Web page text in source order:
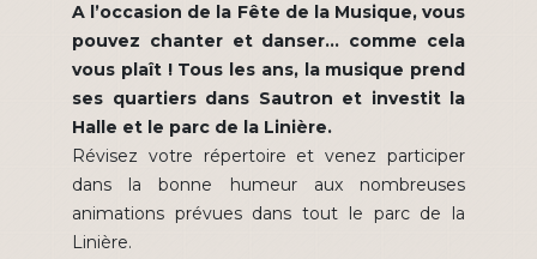
A l’occasion de la Fête de la Musique, vous
pouvez chanter et danser… comme cela
vous plaît ! Tous les ans, la musique prend
ses quartiers dans Sautron et investit la
Halle et le parc de la Linière.
Révisez votre répertoire et venez participer
dans la bonne humeur aux nombreuses
animations prévues dans tout le parc de la
Linière.